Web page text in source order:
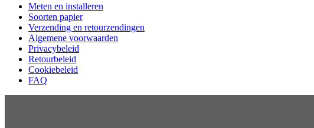
Meten en installeren
Soorten papier
Verzending en retourzendingen
Algemene voorwaarden
Privacybeleid
Retourbeleid
Cookiebeleid
FAQ